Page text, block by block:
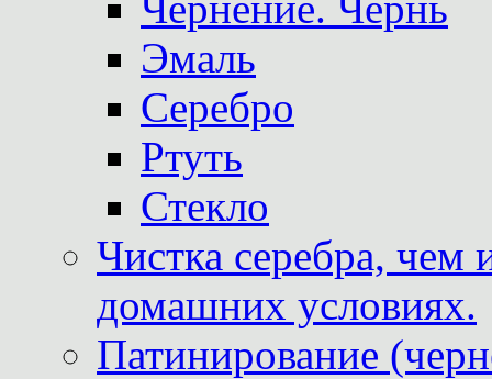
Эмаль
Серебро
Ртуть
Стекло
Чистка серебра, чем
домашних условиях.
Патинирование